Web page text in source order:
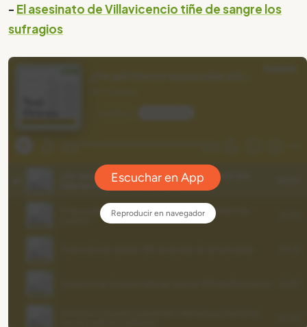
- El asesinato de Villavicencio tiñe de sangre los
sufragios